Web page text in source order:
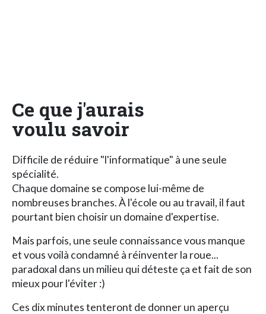
Ce que j'aurais
voulu savoir
Difficile de réduire "l'informatique" à une seule
spécialité.
Chaque domaine se compose lui-même de
nombreuses branches. À l'école ou au travail, il faut
pourtant bien choisir un domaine d'expertise.
Mais parfois, une seule connaissance vous manque
et vous voilà condamné à réinventer la roue...
paradoxal dans un milieu qui déteste ça et fait de son
mieux pour l'éviter :)
Ces dix minutes tenteront de donner un aperçu